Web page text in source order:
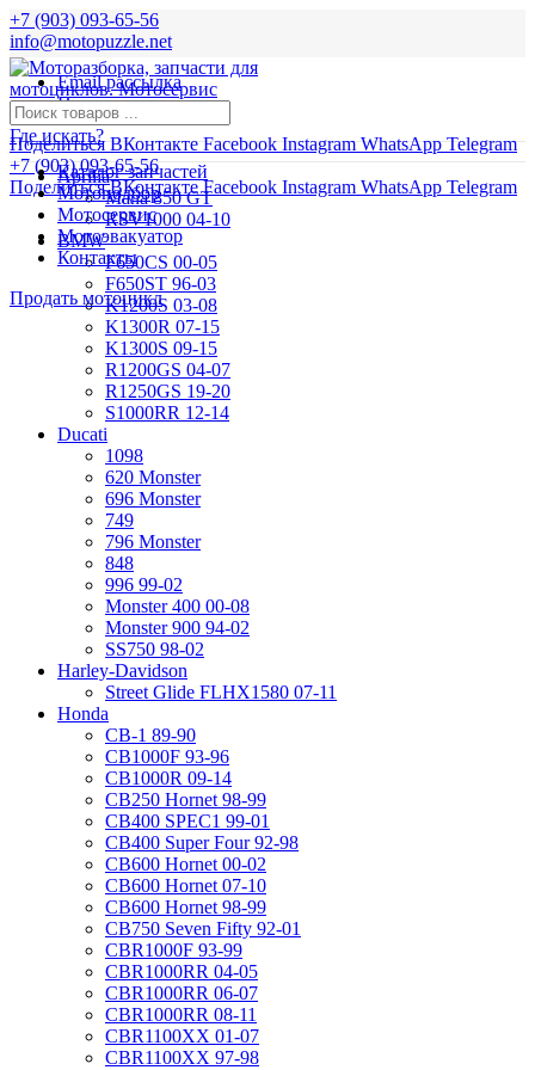
+7 (903) 093-65-56
info@motopuzzle.net
Email рассылка
Новости
Поделиться ВКонтакте Facebook Instagram WhatsApp Telegram
+7 (903) 093-65-56
Поделиться ВКонтакте Facebook Instagram WhatsApp Telegram
Где искать?
Aprilia
Mana 850 GT
RSV1000 04-10
BMW
F650CS 00-05
F650ST 96-03
K1200S 03-08
K1300R 07-15
K1300S 09-15
R1200GS 04-07
R1250GS 19-20
S1000RR 12-14
Ducati
1098
620 Monster
696 Monster
749
796 Monster
848
996 99-02
Monster 400 00-08
Monster 900 94-02
SS750 98-02
Harley-Davidson
Street Glide FLHX1580 07-11
Honda
CB-1 89-90
CB1000F 93-96
CB1000R 09-14
CB250 Hornet 98-99
CB400 SPEC1 99-01
CB400 Super Four 92-98
CB600 Hornet 00-02
CB600 Hornet 07-10
CB600 Hornet 98-99
CB750 Seven Fifty 92-01
CBR1000F 93-99
CBR1000RR 04-05
CBR1000RR 06-07
CBR1000RR 08-11
CBR1100XX 01-07
CBR1100XX 97-98
Каталог запчастей
Мотоподбор
Мотосервис
Мотоэвакуатор
Контакты
Продать мотоцикл